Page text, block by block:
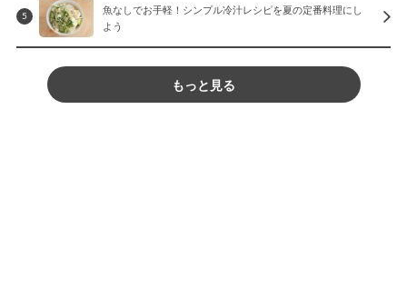
5
魚なしでお手軽！シンプル冷汁レシピを夏の定番料理にし
よう
もっと見る